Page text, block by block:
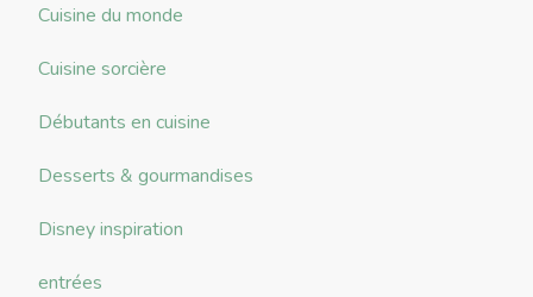
Cuisine du monde
Cuisine sorcière
Débutants en cuisine
Desserts & gourmandises
Disney inspiration
entrées